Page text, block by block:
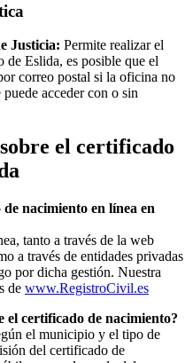
Justicia: Permite realizar el
de Eslida, es posible que el
correo postal si la oficina no
acceder con o sin
el certificado
nacimiento en línea en
tanto a través de la web
a través de entidades privadas
por dicha gestión. Nuestra
de www.RegistroCivil.es
el certificado de nacimiento?
el municipio y el tipo de
del certificado de